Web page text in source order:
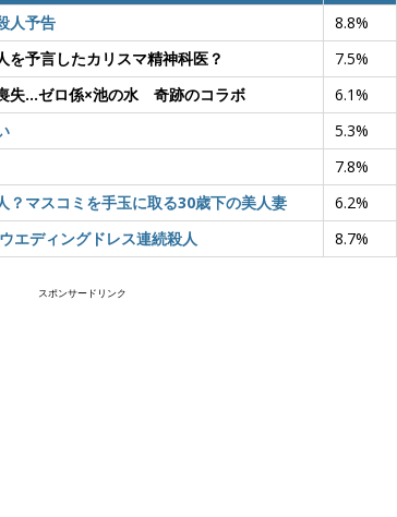
人予告
8.8%
を予言したカリスマ精神科医？
7.5%
失…ゼロ係×池の水 奇跡のコラボ
6.1%
5.3%
7.8%
？マスコミを手玉に取る30歳下の美人妻
6.2%
エディングドレス連続殺人 8.7%
スポンサードリンク